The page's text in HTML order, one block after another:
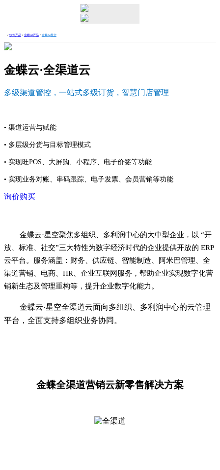
/ 软件产品/ 金蝶AI产品/ 金蝶AI星空
金蝶云·全渠道云
多级渠道管控，一站式多级订货，智慧门店管理
• 渠道运营与赋能
• 多层级分货与目标管理模式
• 实现旺POS、大屏购、小程序、电子价签等功能
• 实现业务对账、串码跟踪、电子发票、会员营销等功能
询价购买
金蝶云·星空聚焦多组织、多利润中心的大中型企业，以 “开
放、标准、社交”三大特性为数字经济时代的企业提供开放的 ERP
云平台。服务涵盖：财务、供应链、智能制造、阿米巴管理、全
渠道营销、电商、HR、企业互联网服务，帮助企业实现数字化营
销新生态及管理重构等，提升企业数字化能力。
金蝶云·星空全渠道云面向多组织、多利润中心的云管理
平台，全面支持多组织业务协同。
金蝶全渠道营销云新零售解决方案